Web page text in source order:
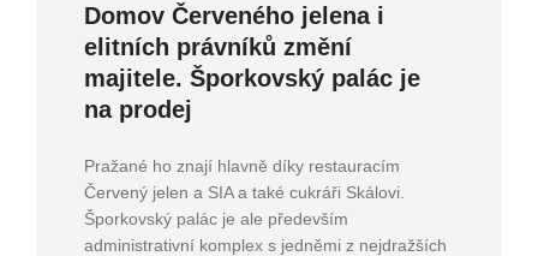
Domov Červeného jelena i
elitních právníků změní
majitele. Šporkovský palác je
na prodej
Pražané ho znají hlavně díky restauracím
Červený jelen a SIA a také cukráři Skálovi.
Šporkovský palác je ale především
administrativní komplex s jedněmi z nejdražších